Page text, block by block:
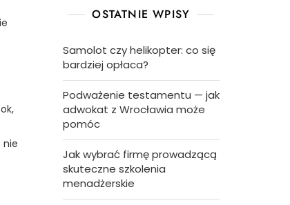
OSTATNIE WPISY
Samolot czy helikopter: co się
bardziej opłaca?
Podważenie testamentu — jak
adwokat z Wrocławia może
pomóc
Jak wybrać firmę prowadzącą
skuteczne szkolenia
menadżerskie